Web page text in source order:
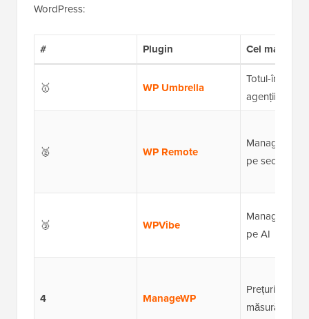
WordPress:
# Plugin Cel mai bun
🥇 WP Umbrella
Totul-în-unul
agenții
🥈 WP Remote
Management
pe securitate
🥉 WPVibe
Management
pe AI
4 ManageWP
Prețuri plătite
măsură ce